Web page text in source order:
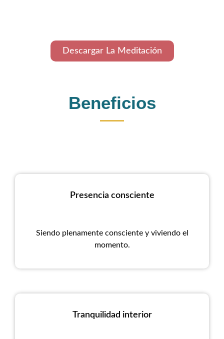
Descargar La Meditación
Beneficios
Presencia consciente
Siendo plenamente consciente y viviendo el
momento.
Tranquilidad interior